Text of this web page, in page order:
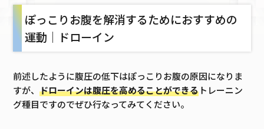
ぽっこりお腹を解消するためにおすすめの
運動｜ドローイン
前述したように腹圧の低下はぽっこりお腹の原因になりま
すが、 ドローインは腹圧を高めることができるトレーニン
グ種目ですのでぜひ行なってみてください。